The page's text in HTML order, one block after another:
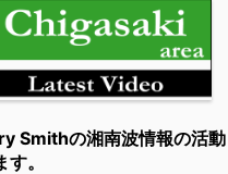
Smithの湘南波情報の活動
。